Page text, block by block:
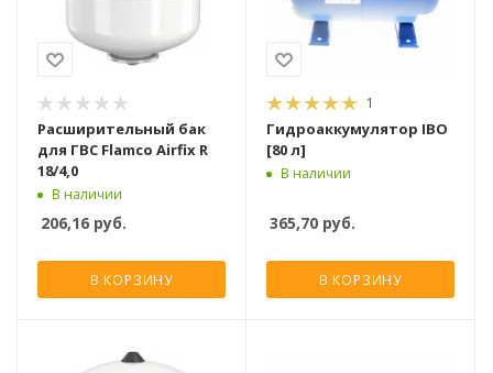
Расширительный бак
для ГВС Flamco Airfix R
18/4,0
В наличии
206,16 руб.
В КОРЗИНУ
1
Гидроаккумулятор IBO
[80 л]
В наличии
365,70 руб.
В КОРЗИНУ